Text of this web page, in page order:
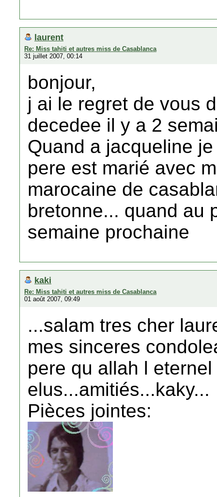
laurent
Re: Miss tahiti et autres miss de Casablanca
31 juillet 2007, 00:14
bonjour,
j ai le regret de vous
decedee il y a 2
Quand a jacqueline
pere est marié avec
marocaine de
bretonne... quand au
semaine prochaine
kaki
Re: Miss tahiti et autres miss de Casablanca
01 août 2007, 09:49
...salam tres cher
mes sinceres
pere qu allah l
elus...amitiés...kaky...
Pièces jointes: